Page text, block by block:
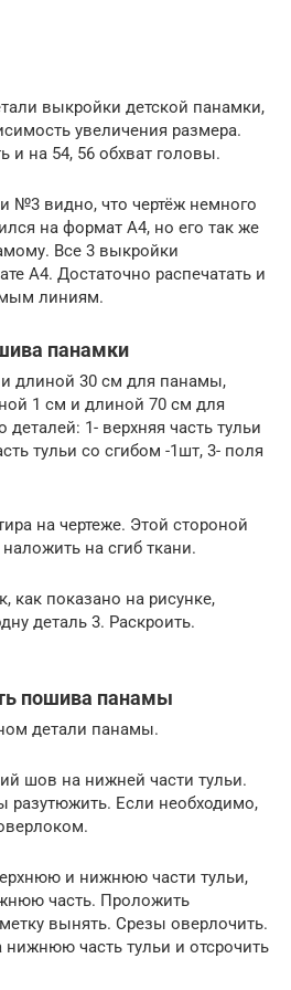
выкройки детской панамки,
увеличения размера.
на 54, 56 обхват головы.
№3 видно, что чертёж немного
на формат А4, но его так же
Все 3 выкройки
А4. Достаточно распечатать и
линиям.
панамки
длиной 30 см для панамы,
1 см и длиной 70 см для
1- верхняя часть тульи
тульи со сгибом -1шт, 3- поля
на чертеже. Этой стороной
на сгиб ткани.
как показано на рисунке,
деталь 3. Раскроить.
пошива панамы
детали панамы.
шов на нижней части тульи.
Если необходимо,
и нижнюю части тульи,
часть. Проложить
вынять. Срезы оверлочить.
нижнюю часть тульи и отсрочить